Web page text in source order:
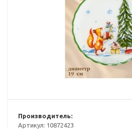
Производитель:
Артикул: 10872423